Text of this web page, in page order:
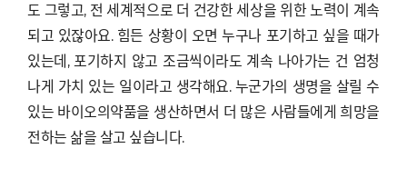
도 그렇고, 전 세계적으로 더 건강한 세상을 위한 노력이 계속
되고 있잖아요. 힘든 상황이 오면 누구나 포기하고 싶을 때가
있는데, 포기하지 않고 조금씩이라도 계속 나아가는 건 엄청
나게 가치 있는 일이라고 생각해요. 누군가의 생명을 살릴 수
있는 바이오의약품을 생산하면서 더 많은 사람들에게 희망을
전하는 삶을 살고 싶습니다.